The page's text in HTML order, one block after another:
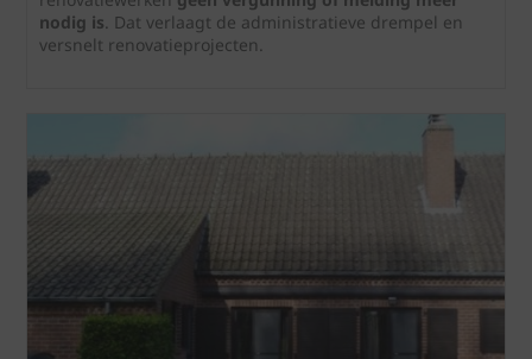
nodig is . Dat verlaagt de administratieve drempel en
versnelt renovatieprojecten.